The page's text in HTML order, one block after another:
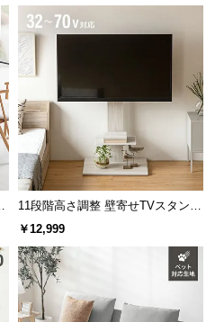
11段階高さ調整 壁寄せTVスタンド
キャスター付き 上下左右角度調節
￥12,999